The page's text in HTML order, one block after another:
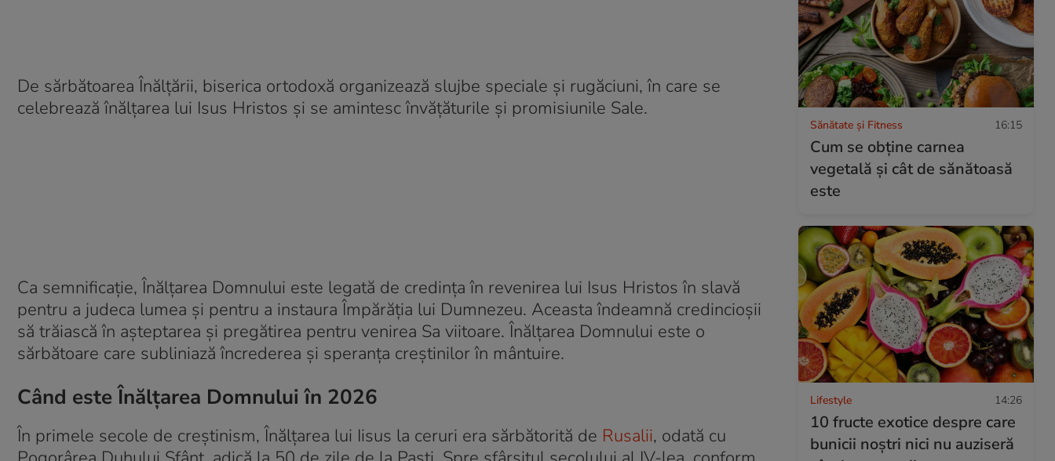
De sărbătoarea Înălțării, biserica ortodoxă organizează slujbe speciale și rugăciuni, în care se
celebrează înălțarea lui Isus Hristos și se amintesc învățăturile și promisiunile Sale.
Ca semnificație, Înălțarea Domnului este legată de credința în revenirea lui Isus Hristos în slavă
pentru a judeca lumea și pentru a instaura Împărăția lui Dumnezeu. Aceasta îndeamnă credincioșii
să trăiască în așteptarea și pregătirea pentru venirea Sa viitoare. Înălțarea Domnului este o
sărbătoare care subliniază încrederea și speranța creștinilor în mântuire.
Când este Înălțarea Domnului în 2026
În primele secole de creștinism, Înălțarea lui Iisus la ceruri era sărbătorită de Rusalii, odată cu
Sănătate și Fitness 16:15
Cum se obţine carnea
vegetală şi cât de sănătoasă
este
Lifestyle 14:26
10 fructe exotice despre care
bunicii noștri nici nu auziseră